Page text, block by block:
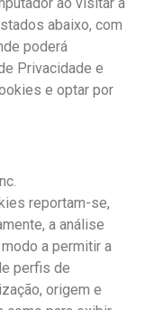
abaixo, com
poderá
Privacidade e
e optar por
reportam-se,
a análise
a permitir a
perfis de
origem e